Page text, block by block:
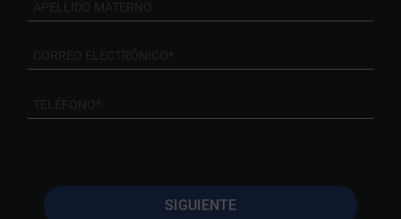
SIGUIENTE